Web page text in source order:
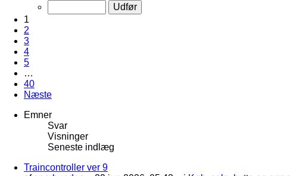
1
2
3
4
5
…
40
Næste
Emner
Svar
Visninger
Seneste indlæg
Traincontroller ver 9